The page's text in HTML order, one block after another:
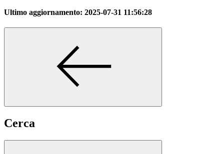
Ultimo aggiornamento: 2025-07-31 11:56:28
Cerca